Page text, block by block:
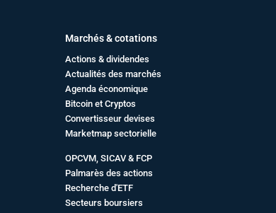
Marchés & cotations
Actions & dividendes
Actualités des marchés
Agenda économique
Bitcoin et Cryptos
Convertisseur devises
Marketmap sectorielle
OPCVM, SICAV & FCP
Palmarès des actions
Recherche d'ETF
Secteurs boursiers